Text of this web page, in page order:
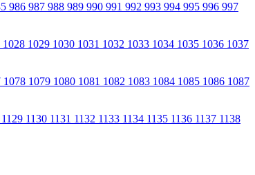
986 987 988 989 990 991 992 993 994 995 996 997
1028 1029 1030 1031 1032 1033 1034 1035 1036 1037
1078 1079 1080 1081 1082 1083 1084 1085 1086 1087
1129 1130 1131 1132 1133 1134 1135 1136 1137 1138